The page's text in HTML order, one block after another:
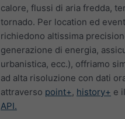
calore, flussi di aria fredda,
tornado. Per location ed
richiedono altissima
generazione di energia,
urbanistica, ecc.), offriamo
ad alta risoluzione con dati
attraverso point+, history+ e
API.